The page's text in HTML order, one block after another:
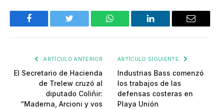
Facebook Twitter WhatsApp LinkedIn Email
ARTÍCULO ANTERIOR
El Secretario de Hacienda
de Trelew cruzó al
diputado Coliñir:
“Maderna, Arcioni y vos
ARTÍCULO SIGUIENTE
Industrias Bass comenzó
los trabajos de las
defensas costeras en
Playa Unión